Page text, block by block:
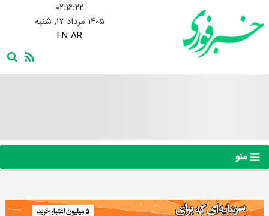
۰۲:۱۶:۲۳
۱۴۰۵ مرداد ۱۷, شنبه
EN AR
منو